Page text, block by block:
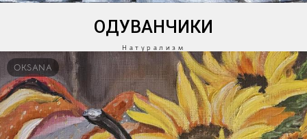
ОДУВАНЧИКИ
Натурализм
OKSANA